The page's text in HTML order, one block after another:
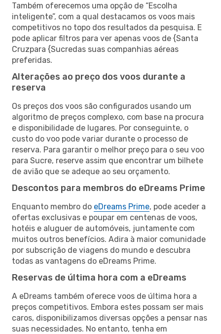
Também oferecemos uma opção de “Escolha
inteligente”, com a qual destacamos os voos mais
competitivos no topo dos resultados da pesquisa. E
pode aplicar filtros para ver apenas voos de {Santa
Cruzpara {Sucredas suas companhias aéreas
preferidas.
Alterações ao preço dos voos durante a
reserva
Os preços dos voos são configurados usando um
algoritmo de preços complexo, com base na procura
e disponibilidade de lugares. Por conseguinte, o
custo do voo pode variar durante o processo de
reserva. Para garantir o melhor preço para o seu voo
para Sucre, reserve assim que encontrar um bilhete
de avião que se adeque ao seu orçamento.
Descontos para membros do eDreams Prime
Enquanto membro do eDreams Prime, pode aceder a
ofertas exclusivas e poupar em centenas de voos,
hotéis e aluguer de automóveis, juntamente com
muitos outros benefícios. Adira à maior comunidade
por subscrição de viagens do mundo e descubra
todas as vantagens do eDreams Prime.
Reservas de última hora com a eDreams
A eDreams também oferece voos de última hora a
preços competitivos. Embora estes possam ser mais
caros, disponibilizamos diversas opções a pensar nas
suas necessidades. No entanto, tenha em